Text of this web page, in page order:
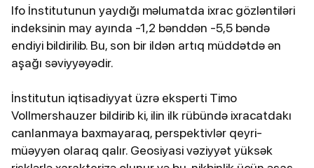
Ifo İnstitutunun yaydığı məlumatda ixrac gözləntiləri
indeksinin may ayında -1,2 bənddən -5,5 bəndə
endiyi bildirilib. Bu, son bir ildən artıq müddətdə ən
aşağı səviyyəyədir.
İnstitutun iqtisadiyyat üzrə eksperti Timo
Vollmershauzer bildirib ki, ilin ilk rübündə ixracatdakı
canlanmaya baxmayaraq, perspektivlər qeyri-
müəyyən olaraq qalır. Geosiyasi vəziyyət yüksək